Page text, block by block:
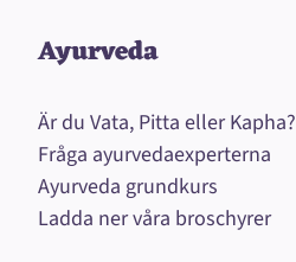
Ayurveda
Är du Vata, Pitta eller Kapha?
Fråga ayurvedaexperterna
Ayurveda grundkurs
Ladda ner våra broschyrer